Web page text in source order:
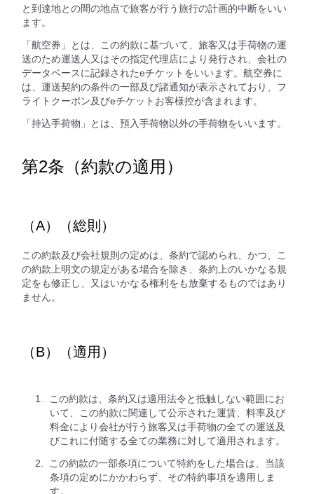
と到達地との間の地点で旅客が行う旅行の計画的中断をいい
ます。
「航空券」とは、この約款に基づいて、旅客又は手荷物の運
送のため運送人又はその指定代理店により発行され、会社の
データベースに記録されたeチケットをいいます。航空券に
は、運送契約の条件の一部及び諸通知が表示されており、フ
ライトクーポン及びeチケットお客様控が含まれます。
「持込手荷物」とは、預入手荷物以外の手荷物をいいます。
第2条（約款の適用）
（A）（総則）
この約款及び会社規則の定めは、条約で認められ、かつ、こ
の約款上明文の規定がある場合を除き、条約上のいかなる規
定をも修正し、又はいかなる権利をも放棄するものではあり
ません。
（B）（適用）
この約款は、条約又は適用法令と抵触しない範囲にお
いて、この約款に関連して公示された運賃、料率及び
料金により会社が行う旅客又は手荷物の全ての運送及
びこれに付随する全ての業務に対して適用されます。
この約款の一部条項について特約をした場合は、当該
条項の定めにかかわらず、その特約事項を適用しま
す。